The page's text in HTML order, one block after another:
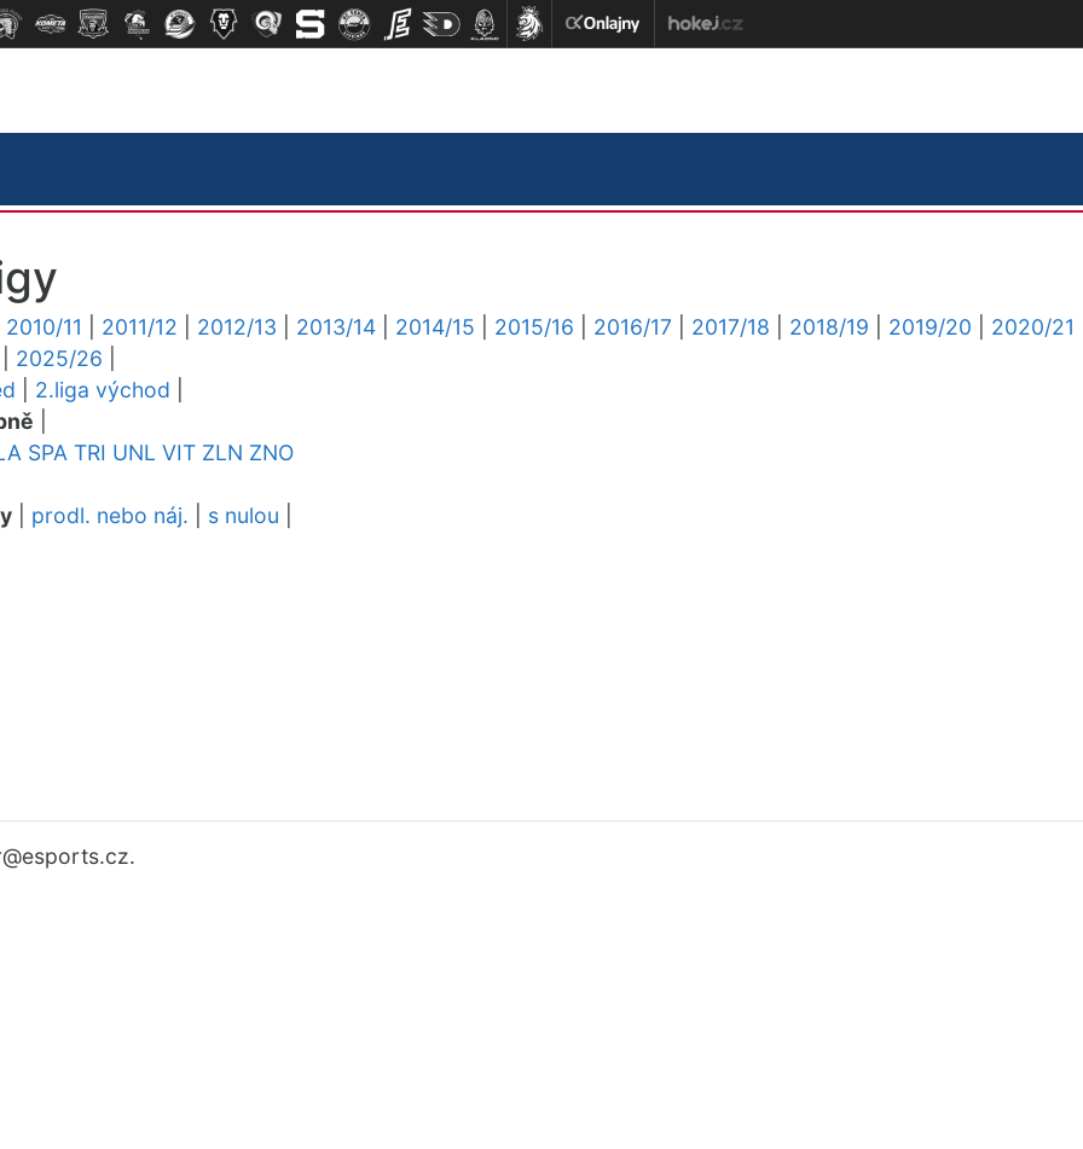
2010/11 2011/12 2012/13 2013/14 2014/15 2015/16 2016/17 2017/18 2018/19 2019/20
2020/21
2025/26
2.liga východ
SPA TRI UNL VIT ZLN ZNO
prodl. nebo náj. s nulou
@esports.cz.